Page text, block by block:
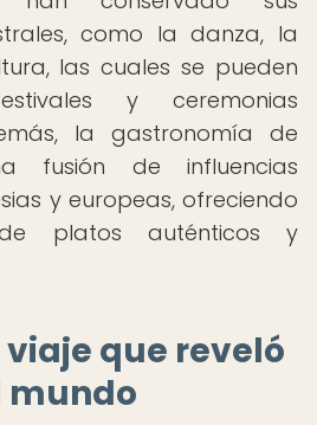
como la danza, la
las cuales se pueden
y ceremonias
la gastronomía de
fusión de influencias
y europeas, ofreciendo
platos auténticos y
que reveló
mundo